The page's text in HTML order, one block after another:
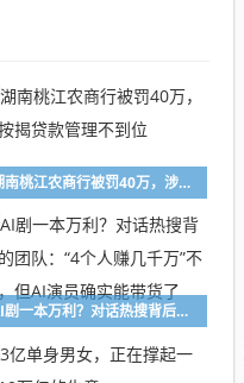
湖南桃江农商行被罚40万，涉按揭贷款管理不到位
AI剧一本万利？对话热搜背后的团队：“4个人赚几千万”不实，但AI演员确实能带货了